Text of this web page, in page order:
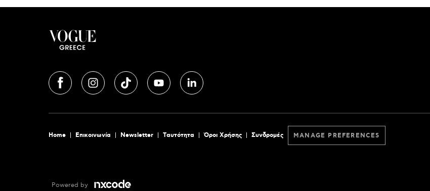
Home Επικοινωνία Newsletter Tαυτότητα Όροι Χρήσης Συνδρομές MANAGE PREFERENCES
Powered by